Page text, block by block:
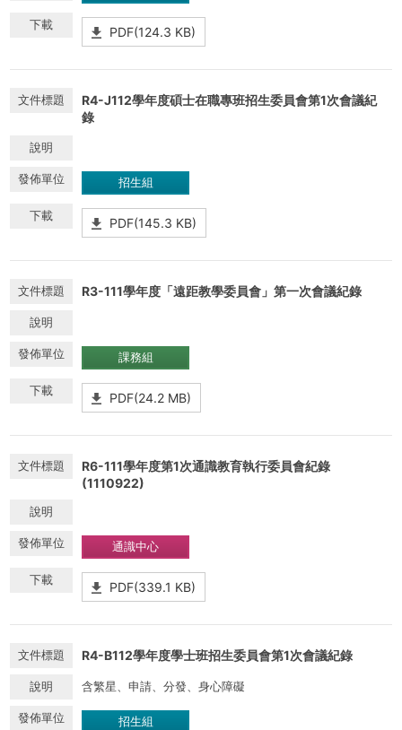
PDF(124.3 KB)
R4-J112學年度碩士在職專班招生委員會第1次會議紀
錄
招生組
PDF(145.3 KB)
R3-111學年度「遠距教學委員會」第一次會議紀錄
課務組
PDF(24.2 MB)
R6-111學年度第1次通識教育執行委員會紀錄
(1110922)
通識中心
PDF(339.1 KB)
R4-B112學年度學士班招生委員會第1次會議紀錄
含繁星、申請、分發、身心障礙
招生組